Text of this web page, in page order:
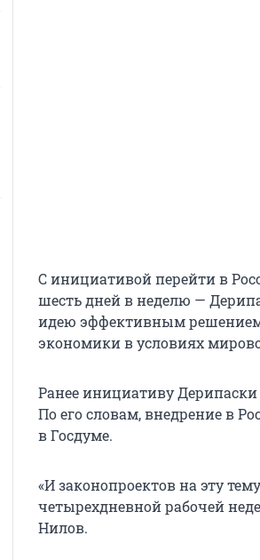
С инициативой перейти в
шесть дней в неделю —
идею эффективным решением
экономики в условиях
Ранее инициативу
По его словам, внедрение в
в Госдуме.
«И законопроектов на эту
четырехдневной рабочей
Нилов.